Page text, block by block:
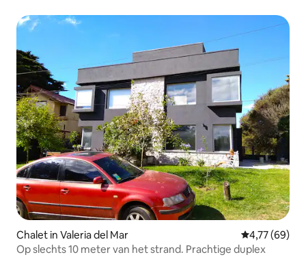
Chalet in Valeria del Mar Gemiddelde
4,77 (69)
Op slechts 10 meter van het strand. Prachtige duplex